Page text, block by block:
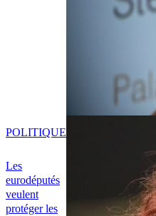
Les
eurodéputés
veulent
protéger les
POLITIQUE